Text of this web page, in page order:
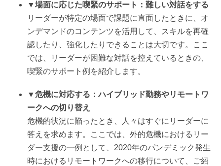
▼場面に応じた喫緊のサポート：難しい対話をする
リーダーが特定の場面で課題に直面したときに、オ
ンデマンドのコンテンツを活用して、スキルを再確
認したり、強化したりできることは大切です。ここ
では、リーダーが困難な対話を控えているときの、
喫緊のサポート例を紹介します。
▼危機に対応する：ハイブリッド勤務やリモートワ
ークへの切り替え
危機的状況に陥ったとき、人々はすぐにリーダーに
答えを求めます。ここでは、外的危機におけるリー
ダー支援の一例として、2020年のパンデミック発生
時におけるリモートワークへの移行について、ご紹